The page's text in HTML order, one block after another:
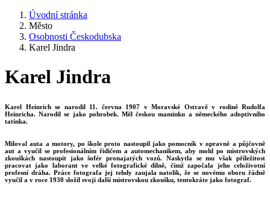
Úvodní stránka
Město
Osobnosti Českodubska
Karel Jindra
Karel Jindra
Karel Heinrich se narodil 11. června 1907 v Moravské Ostravě v rodině Rudolfa
Heinricha. Narodil se jako pohrobek. Měl českou maminku a německého adoptivního
tatínka.
Miloval auta a motory, po škole proto nastoupil jako pomocník v opravně a půjčovně
aut a vyučil se profesionálním řidičem a automechanikem, aby mohl po mistrovských
zkouškách nastoupit jako šofér pronajatých vozů. Naskytla se mu však příležitost
pracovat jako laborant ve velké fotografické dílně, čímž započala jeho celoživotní
profesní dráha. Práce fotografa jej tehdy zaujala natolik, že se novému oboru řádně
vyučil a v roce 1930 složil svoji další mistrovskou zkoušku, tentokráte jako fotograf.